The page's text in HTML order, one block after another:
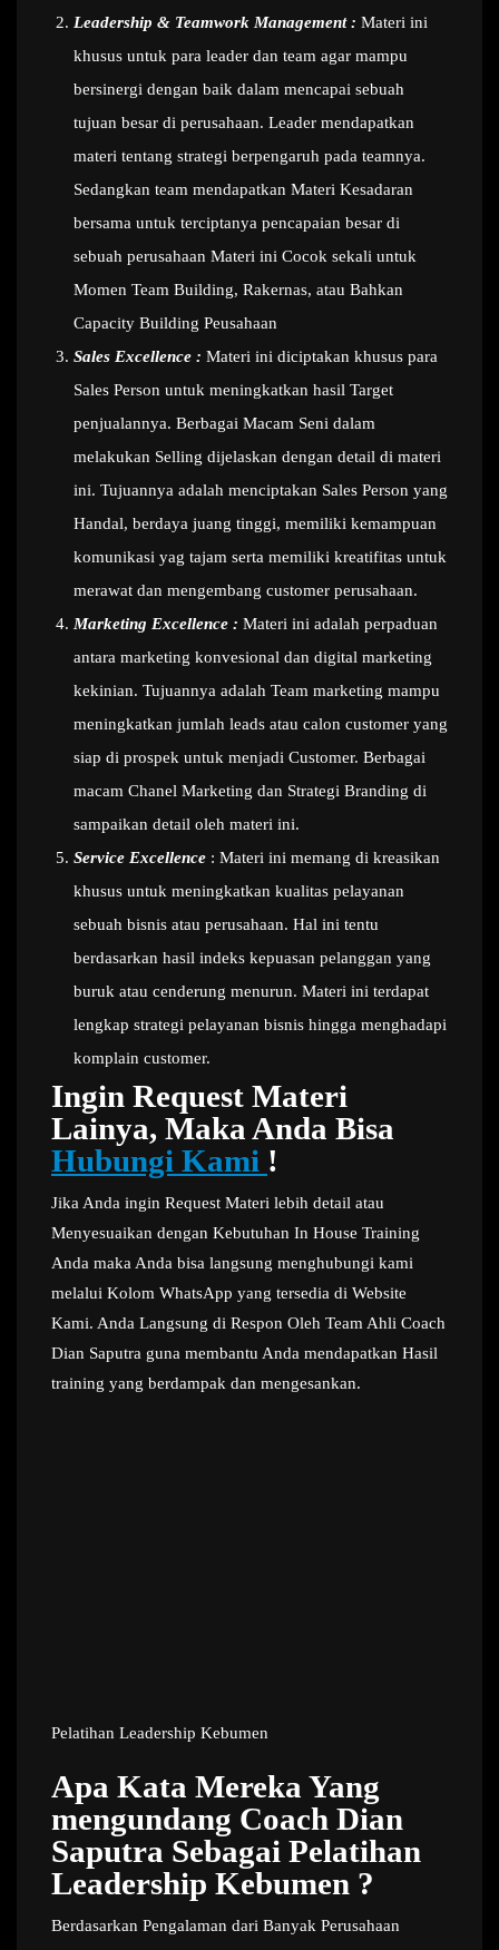
Leadership & Teamwork Management : Materi ini
khusus untuk para leader dan team agar mampu
bersinergi dengan baik dalam mencapai sebuah
tujuan besar di perusahaan. Leader mendapatkan
materi tentang strategi berpengaruh pada teamnya.
Sedangkan team mendapatkan Materi Kesadaran
bersama untuk terciptanya pencapaian besar di
sebuah perusahaan Materi ini Cocok sekali untuk
Momen Team Building, Rakernas, atau Bahkan
Capacity Building Peusahaan
Sales Excellence : Materi ini diciptakan khusus para
Sales Person untuk meningkatkan hasil Target
penjualannya. Berbagai Macam Seni dalam
melakukan Selling dijelaskan dengan detail di materi
ini. Tujuannya adalah menciptakan Sales Person yang
Handal, berdaya juang tinggi, memiliki kemampuan
komunikasi yag tajam serta memiliki kreatifitas untuk
merawat dan mengembang customer perusahaan.
Marketing Excellence : Materi ini adalah perpaduan
antara marketing konvesional dan digital marketing
kekinian. Tujuannya adalah Team marketing mampu
meningkatkan jumlah leads atau calon customer yang
siap di prospek untuk menjadi Customer. Berbagai
macam Chanel Marketing dan Strategi Branding di
sampaikan detail oleh materi ini.
Service Excellence : Materi ini memang di kreasikan
khusus untuk meningkatkan kualitas pelayanan
sebuah bisnis atau perusahaan. Hal ini tentu
berdasarkan hasil indeks kepuasan pelanggan yang
buruk atau cenderung menurun. Materi ini terdapat
lengkap strategi pelayanan bisnis hingga menghadapi
komplain customer.
Ingin Request Materi
Lainya, Maka Anda Bisa
Hubungi Kami !
Jika Anda ingin Request Materi lebih detail atau
Menyesuaikan dengan Kebutuhan In House Training
Anda maka Anda bisa langsung menghubungi kami
melalui Kolom WhatsApp yang tersedia di Website
Kami. Anda Langsung di Respon Oleh Team Ahli Coach
Dian Saputra guna membantu Anda mendapatkan Hasil
training yang berdampak dan mengesankan.
Pelatihan Leadership Kebumen
Apa Kata Mereka Yang
mengundang Coach Dian
Saputra Sebagai Pelatihan
Leadership Kebumen ?
Berdasarkan Pengalaman dari Banyak Perusahaan